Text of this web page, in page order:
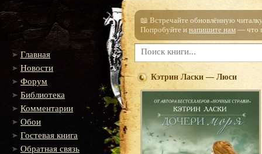
Главная
Новости
Форум
Библиотека
Комментарии
Обои
Гостевая книга
Обратная связь
📖 Встречайте обновлённую
Попробуйте и напишите нам — что
Кэтрин Ласки — Люси